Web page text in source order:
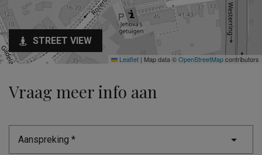
Leaflet | Map data ©OpenStreetMapcontributors
STREET VIEW
Vraag meer info aan
Aanspreking *